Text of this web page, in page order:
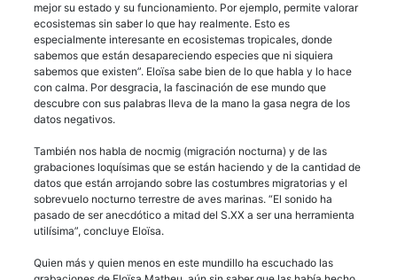
mejor su estado y su funcionamiento. Por ejemplo, permite valorar
ecosistemas sin saber lo que hay realmente. Esto es
especialmente interesante en ecosistemas tropicales, donde
sabemos que están desapareciendo especies que ni siquiera
sabemos que existen”. Eloïsa sabe bien de lo que habla y lo hace
con calma. Por desgracia, la fascinación de ese mundo que
descubre con sus palabras lleva de la mano la gasa negra de los
datos negativos.
También nos habla de nocmig (migración nocturna) y de las
grabaciones loquísimas que se están haciendo y de la cantidad de
datos que están arrojando sobre las costumbres migratorias y el
sobrevuelo nocturno terrestre de aves marinas. “El sonido ha
pasado de ser anecdótico a mitad del S.XX a ser una herramienta
utilísima”, concluye Eloïsa.
Quien más y quien menos en este mundillo ha escuchado las